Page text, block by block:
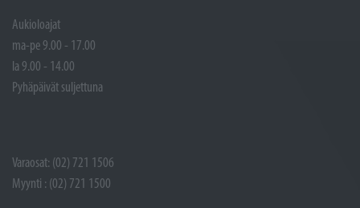
Aukioloajat
ma-pe 9.00 - 17.00
la 9.00 - 14.00
Pyhäpäivät suljettuna
Varaosat: (02) 721 1506
Myynti : (02) 721 1500